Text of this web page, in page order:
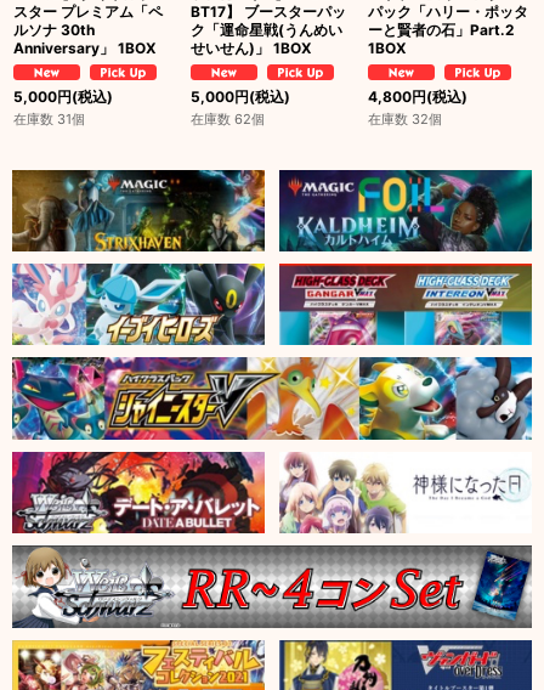
スター プレミアム「ペ
ルソナ 30th
Anniversary」 1BOX
5,000円(税込)
在庫数 31個
BT17】 ブースターパッ
ク「運命星戦(うんめい
せいせん)」 1BOX
5,000円(税込)
在庫数 62個
パック「ハリー・ポッタ
ーと賢者の石」Part.2
1BOX
4,800円(税込)
在庫数 32個